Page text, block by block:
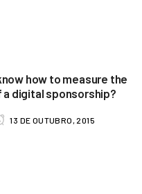
how to measure the
a digital sponsorship?
13 DE OUTUBRO, 2015